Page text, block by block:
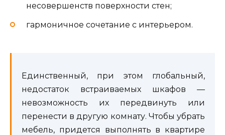
несовершенств поверхности стен;
гармоничное сочетание с интерьером.
Единственный, при этом глобальный,
недостаток встраиваемых шкафов —
невозможность их передвинуть или
перенести в другую комнату. Чтобы убрать
мебель, придется выполнять в квартире